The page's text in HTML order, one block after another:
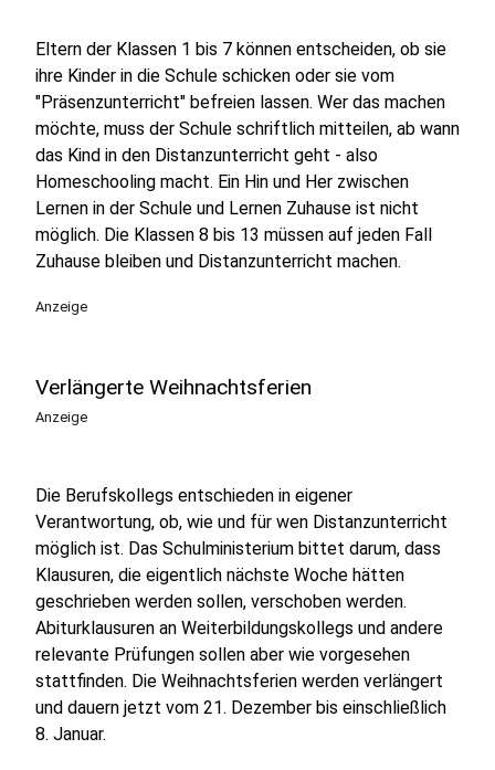
Eltern der Klassen 1 bis 7 können entscheiden, ob sie
ihre Kinder in die Schule schicken oder sie vom
"Präsenzunterricht" befreien lassen. Wer das machen
möchte, muss der Schule schriftlich mitteilen, ab wann
das Kind in den Distanzunterricht geht - also
Homeschooling macht. Ein Hin und Her zwischen
Lernen in der Schule und Lernen Zuhause ist nicht
möglich. Die Klassen 8 bis 13 müssen auf jeden Fall
Zuhause bleiben und Distanzunterricht machen.
Anzeige
Verlängerte Weihnachtsferien
Anzeige
Die Berufskollegs entschieden in eigener
Verantwortung, ob, wie und für wen Distanzunterricht
möglich ist. Das Schulministerium bittet darum, dass
Klausuren, die eigentlich nächste Woche hätten
geschrieben werden sollen, verschoben werden.
Abiturklausuren an Weiterbildungskollegs und andere
relevante Prüfungen sollen aber wie vorgesehen
stattfinden. Die Weihnachtsferien werden verlängert
und dauern jetzt vom 21. Dezember bis einschließlich
8. Januar.